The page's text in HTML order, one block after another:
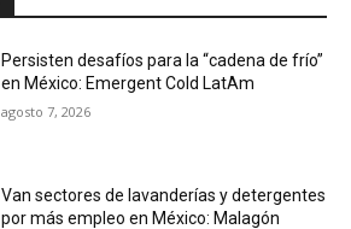
Persisten desafíos para la “cadena de frío”
en México: Emergent Cold LatAm
agosto 7, 2026
Van sectores de lavanderías y detergentes
por más empleo en México: Malagón